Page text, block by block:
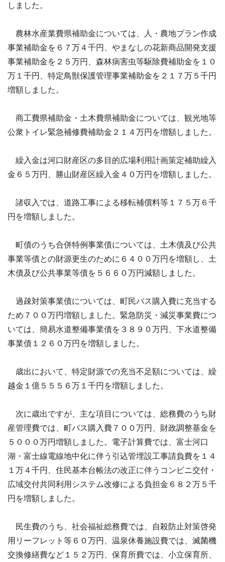
しました。
農林水産業費県補助金については、人・農地プラン作成
事業補助金を６７万４千円、やまなしの花新商品開発支援
事業補助金を２５万円、森林病害虫等駆除費補助金を１０
万１千円、特定鳥獣保護管理事業補助金を２１７万５千円
増額しました。
商工費県補助金・土木費県補助金については、観光地等
公衆トイレ緊急補修費補助金２１４万円を増額しました。
繰入金は河口財産区の多目的広場利用計画策定補助繰入
金６５万円、勝山財産区繰入金４０万円を増額しました。
諸収入では、道路工事による移転補償料等１７５万６千
円を増額しました。
町債のうち合併特例事業債については、土木債及び公共
事業等債との財源更生のために６４００万円を増額し、土
木債及び公共事業等債を５６６０万円減額しました。
過疎対策事業債については、町民バス購入費に充当する
ため７００万円増額しました。緊急防災・減災事業費につ
いては、簡易水道整備事業債を３８９０万円、下水道整備
事業債１２６０万円を増額しました。
歳出において、特定財源での充当不足額については、繰
越金１億５５５６万１千円を増額しました。
次に歳出ですが、主な項目については、総務費のうち財
産管理費では、町バス購入費７００万円、財政調整基金を
５０００万円増額しました。電子計算費では、富士河口
湖・富士線電線地中化に伴う引込管埋設工事請負費を１４
１万４千円、住民基本台帳法の改正に伴うコンビニ交付・
広域交付共同利用システム改修による負担金６８２万５千
円を増額しました。
民生費のうち、社会福祉総務費では、自殺防止対策啓発
用リーフレット等６０万円、温泉休養施設費では、滅菌機
交換修繕費など１５２万円、保育所費では、小立保育所、